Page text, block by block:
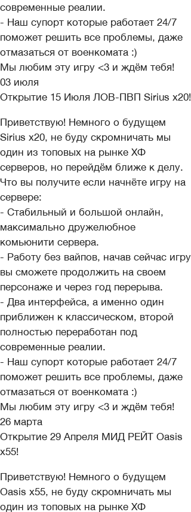
современные реалии.
- Наш супорт которые работает 24/7
поможет решить все проблемы, даже
отмазаться от военкомата :)
Мы любим эту игру <3 и ждём тебя!
03 июля
Открытие 15 Июля ЛОВ-ПВП Sirius x20!
Приветствую! Немного о будущем
Sirius x20, не буду скромничать мы
один из топовых на рынке ХФ
серверов, но перейдём ближе к делу.
Что вы получите если начнёте игру на
сервере:
- Стабильный и большой онлайн,
максимально дружелюбное
комьюнити сервера.
- Работу без вайпов, начав сейчас игру
вы сможете продолжить на своем
персонаже и через год перерыва.
- Два интерфейса, а именно один
приближен к классическом, второй
полностью переработан под
современные реалии.
- Наш супорт которые работает 24/7
поможет решить все проблемы, даже
отмазаться от военкомата :)
Мы любим эту игру <3 и ждём тебя!
26 марта
Открытие 29 Апреля МИД РЕЙТ Oasis
x55!
Приветствую! Немного о будущем
Oasis х55, не буду скромничать мы
один из топовых на рынке ХФ